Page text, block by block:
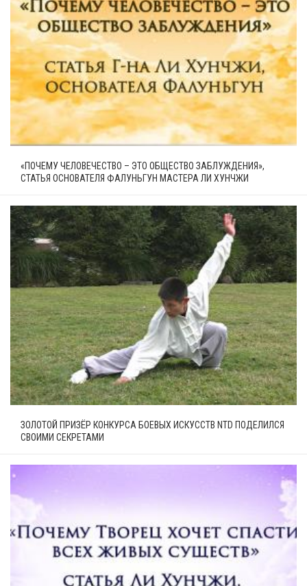
«ПОЧЕМУ ЧЕЛОВЕЧЕСТВО – ЭТО ОБЩЕСТВО ЗАБЛУЖДЕНИЯ»,
СТАТЬЯ ОСНОВАТЕЛЯ ФАЛУНЬГУН МАСТЕРА ЛИ ХУНЧЖИ
ЗОЛОТОЙ ПРИЗЁР КОНКУРСА БОЕВЫХ ИСКУССТВ NTD ПОДЕЛИЛСЯ
СВОИМИ СЕКРЕТАМИ